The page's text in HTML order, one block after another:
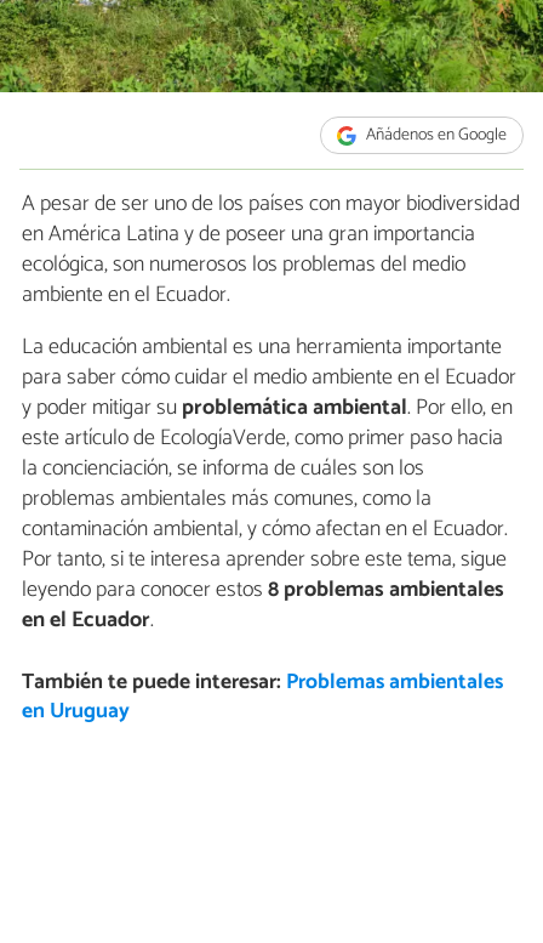
Añádenos en Google
A pesar de ser uno de los países con mayor biodiversidad
en América Latina y de poseer una gran importancia
ecológica, son numerosos los problemas del medio
ambiente en el Ecuador.
La educación ambiental es una herramienta importante
para saber cómo cuidar el medio ambiente en el Ecuador
y poder mitigar suproblemática ambiental. Por ello, en
este artículo de EcologíaVerde, como primer paso hacia
la concienciación, se informa de cuáles son los
problemas ambientales más comunes, como la
contaminación ambiental, y cómo afectan en el Ecuador.
Por tanto, si te interesa aprender sobre este tema, sigue
leyendo para conocer estos8 problemas ambientales
en el Ecuador.
También te puede interesar: Problemas ambientales
en Uruguay